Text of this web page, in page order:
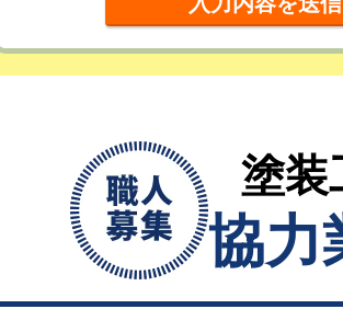
塗装
協力